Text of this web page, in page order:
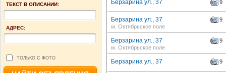
ТЕКСТ В ОПИСАНИИ:
АДРЕС:
ТОЛЬКО С ФОТО
Берзарина ул., 37 9
Берзарина ул., 37
9
м. Октябрьское поле
Берзарина ул., 37
9
м. Октябрьское поле
Берзарина ул., 37 9